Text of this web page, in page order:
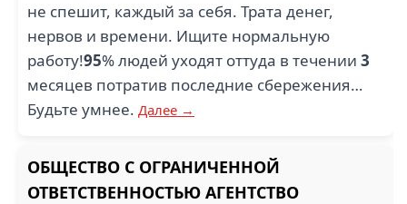
не спешит, каждый за себя. Трата денег,
нервов и времени. Ищите нормальную
работу!95% людей уходят оттуда в течении 3
месяцев потратив последние сбережения…
Будьте умнее. Далее →
ОБЩЕСТВО С ОГРАНИЧЕННОЙ
ОТВЕТСТВЕННОСТЬЮ АГЕНТСТВО